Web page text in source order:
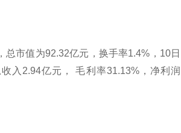
市值为92.32亿元，换手率1.4%，10日
入2.94亿元， 毛利率31.13%，净利润